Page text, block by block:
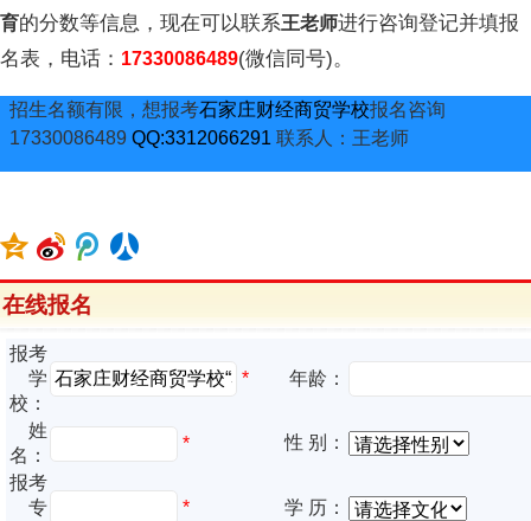
育的分数等信息，现在可以联系王老师进行咨询登记并填报
名表，电话： 17330086489(微信同号)。
招生名额有限，想报考石家庄财经商贸学校报名咨询
17330086489 QQ:3312066291 联系人：王老师
在线报名
报考
学
校：
* 年龄：
姓
名：
*
性 别：
报考
专
* 学 历：